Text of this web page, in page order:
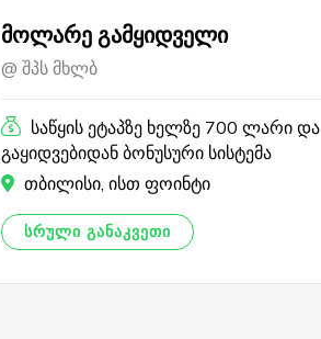
მოლარე გამყიდველი
შპს მხლბ
საწყის ეტაპზე ხელზე 700 ლარი და
გაყიდვებიდან ბონუსური სისტემა
თბილისი, ისთ ფოინტი
ᲡᲠᲣᲚᲘ ᲒᲐᲜᲐᲙᲕᲔᲗᲘ